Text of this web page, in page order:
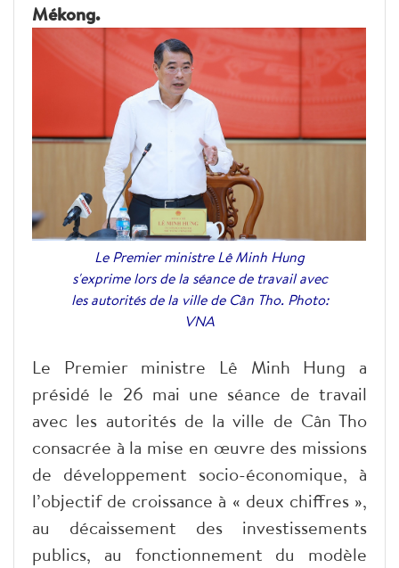
Mékong.
Le Premier ministre Lê Minh Hung
s'exprime lors de la séance de travail avec
les autorités de la ville de Cân Tho. Photo:
VNA
Le Premier ministre Lê Minh Hung a
présidé le 26 mai une séance de travail
avec les autorités de la ville de Cân Tho
consacrée à la mise en œuvre des missions
de développement socio-économique, à
l’objectif de croissance à « deux chiffres »,
au décaissement des investissements
publics, au fonctionnement du modèle